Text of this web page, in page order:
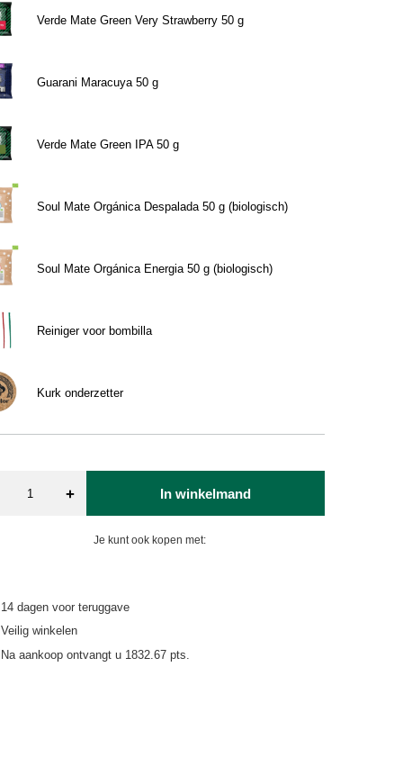
Verde Mate Green Very Strawberry 50 g
Guarani Maracuya 50 g
Verde Mate Green IPA 50 g
Soul Mate Orgánica Despalada 50 g (biologisch)
Soul Mate Orgánica Energia 50 g (biologisch)
Reiniger voor bombilla
Kurk onderzetter
+ In winkelmand
Je kunt ook kopen met:
14 dagen voor teruggave
Veilig winkelen
Na aankoop ontvangt u 1832.67 pts.